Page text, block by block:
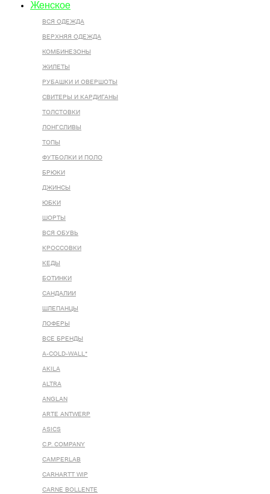
Женское
ВСЯ ОДЕЖДА
ВЕРХНЯЯ ОДЕЖДА
КОМБИНЕЗОНЫ
ЖИЛЕТЫ
РУБАШКИ И ОВЕРШОТЫ
СВИТЕРЫ И КАРДИГАНЫ
ТОЛСТОВКИ
ЛОНГСЛИВЫ
ТОПЫ
ФУТБОЛКИ И ПОЛО
БРЮКИ
ДЖИНСЫ
ЮБКИ
ШОРТЫ
ВСЯ ОБУВЬ
КРОССОВКИ
КЕДЫ
БОТИНКИ
САНДАЛИИ
ШЛЕПАНЦЫ
ЛОФЕРЫ
ВСЕ БРЕНДЫ
A-COLD-WALL*
AKILA
ALTRA
ANGLAN
ARTE ANTWERP
ASICS
C.P. COMPANY
CAMPERLAB
CARHARTT WIP
CARNE BOLLENTE